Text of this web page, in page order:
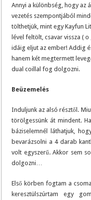
Annyi a különbség, hogy az
vezetés szempontjából
tölthetjük, mint egy Kayfun
lével feltölt, csavar vissza (
idáig eljut az ember! Addig
hanem két megtermett
dual coillal fog dolgozni.
Beüzemelés
Induljunk az alsó résztől.
törölgessünk át mindent.
báziselemnél láthatjuk,
bevarázsolni a 4 darab
volt egyszerű. Akkor sem
dolgozni…
Első körben fogtam a
keresztülszúrtam egy